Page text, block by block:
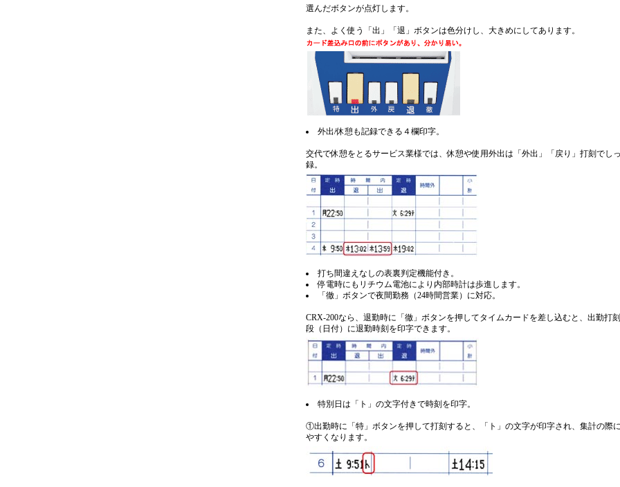
選んだボタンが点灯します。
また、よく使う「出」「退」ボタンは色分けし、大きめにしてあります。
外出/休憩も記録できる４欄印字。
交代で休憩をとるサービス業様では、休憩や使用外出は「外出」「戻り」打刻でし
録。
打ち間違えなしの表裏判定機能付き。
停電時にもリチウム電池により内部時計は歩進します。
「徹」ボタンで夜間勤務（24時間営業）に対応。
CRX-200なら、退勤時に「徹」ボタンを押してタイムカードを差し込むと、出勤打
段（日付）に退勤時刻を印字できます。
特別日は「ト」の文字付きで時刻を印字。
①出勤時に「特」ボタンを押して打刻すると、「ト」の文字が印字され、集計の際
やすくなります。